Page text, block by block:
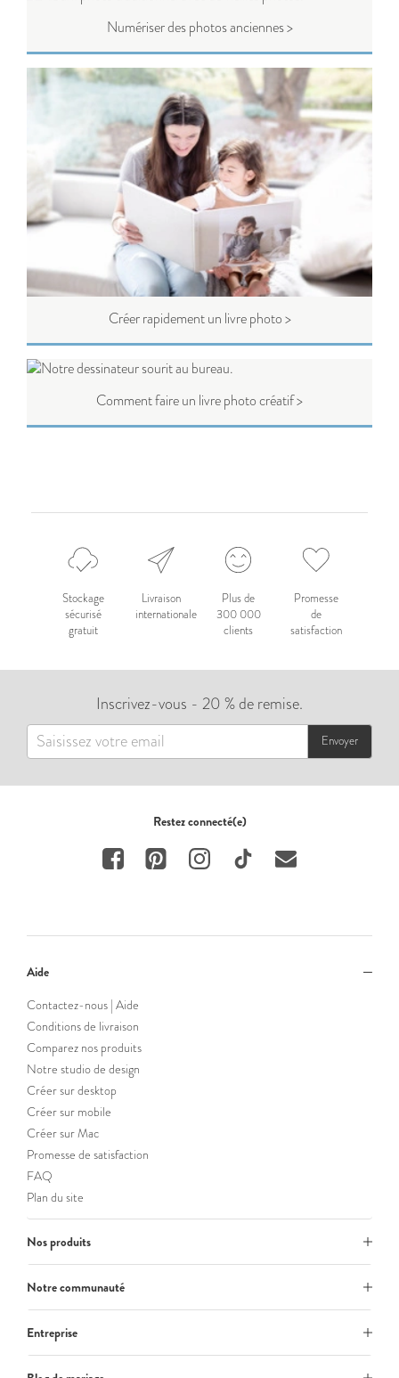
Numériser des photos anciennes >
Créer rapidement un livre photo >
Comment faire un livre photo créatif >
Stockage
sécurisé
gratuit
Livraison
internationale
Plus de
300 000
clients
Promesse
de
satisfaction
Inscrivez-vous - 20 % de remise.
Envoyer
Restez connecté(e)
Aide
Contactez-nous | Aide
Conditions de livraison
Comparez nos produits
Notre studio de design
Créer sur desktop
Créer sur mobile
Créer sur Mac
Promesse de satisfaction
FAQ
Plan du site
Nos produits
Notre communauté
Entreprise